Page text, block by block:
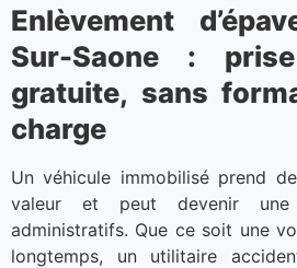
Enlèvement
Sur-Saone :
gratuite, sans
charge
Un véhicule immobilisé prend
valeur et peut devenir
administratifs. Que ce soit une
longtemps, un utilitaire